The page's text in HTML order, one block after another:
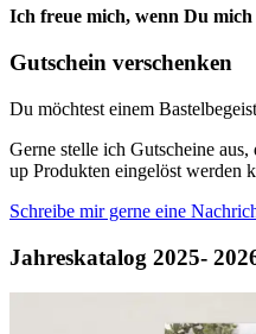
Ich freue mich, wenn Du mich
Gutschein verschenken
Du möchtest einem
Gerne stelle ich Gutscheine
up Produkten eingelöst werden
Schreibe mir gerne eine
Jahreskatalog 2025-